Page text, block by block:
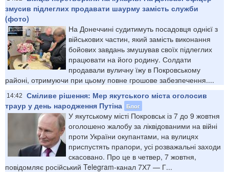
змусив підлеглих продавати шаурму замість служби
(фото)
На Донеччині судитимуть посадовця однієї з
військових частин, який замість виконання
бойових завдань змушував своїх підлеглих
працювати на його родину. Солдати
продавали вуличну їжу в Покровському
районі, отримуючи при цьому повне грошове забезпечення....
14:42
Сміливе рішення: Мер якутського міста оголосив
траур у день народження Путіна Блог
У якутському місті Покровськ із 7 до 9 жовтня
оголошено жалобу за ліквідованими на війні
проти України окупантами, на вулицях
приспустять прапори, усі розважальні заходи
скасовано. Про це в четвер, 7 жовтня,
повідомляє російський Telegram-канал 7Х7 — Г...